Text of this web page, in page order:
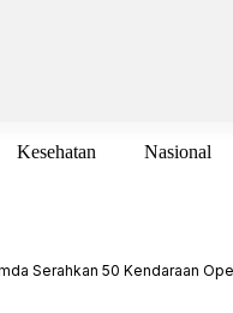
Kesehatan Nasional
Serahkan 50 Kendaraan